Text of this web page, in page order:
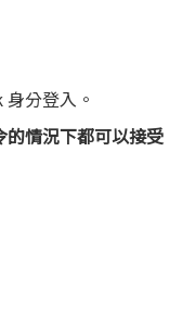
分登入。
情況下都可以接受